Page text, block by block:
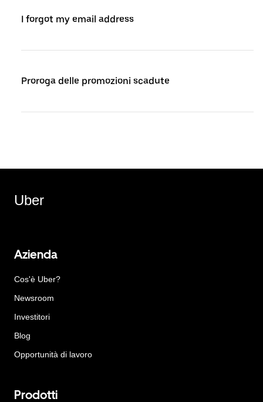
I forgot my email address
Proroga delle promozioni scadute
Uber
Azienda
Cos'è Uber?
Newsroom
Investitori
Blog
Opportunità di lavoro
Prodotti